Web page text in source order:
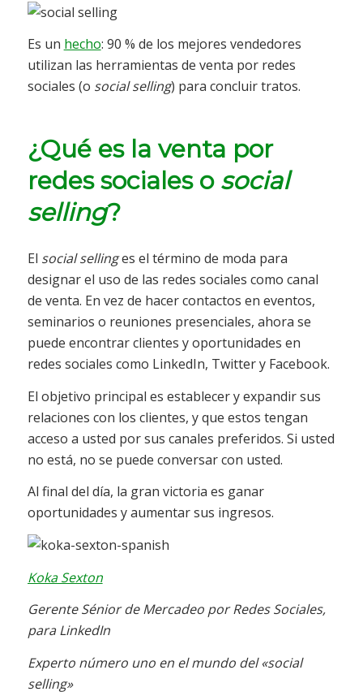
Es un hecho: 90 % de los mejores vendedores
utilizan las herramientas de venta por redes
sociales (o social selling) para concluir tratos.
¿Qué es la venta por
redes sociales o social
selling?
El social sellinges el término de moda para
designar el uso de las redes sociales como canal
de venta. En vez de hacer contactos en eventos,
seminarios o reuniones presenciales, ahora se
puede encontrar clientes y oportunidades en
redes sociales como LinkedIn, Twitter y Facebook.
El objetivo principal es establecer y expandir sus
relaciones con los clientes, y que estos tengan
acceso a usted por sus canales preferidos. Si usted
no está, no se puede conversar con usted.
Al final del día, la gran victoria es ganar
oportunidades y aumentar sus ingresos.
Koka Sexton
Gerente Sénior de Mercadeo por Redes Sociales,
para LinkedIn
Experto número uno en el mundo del «social
selling»